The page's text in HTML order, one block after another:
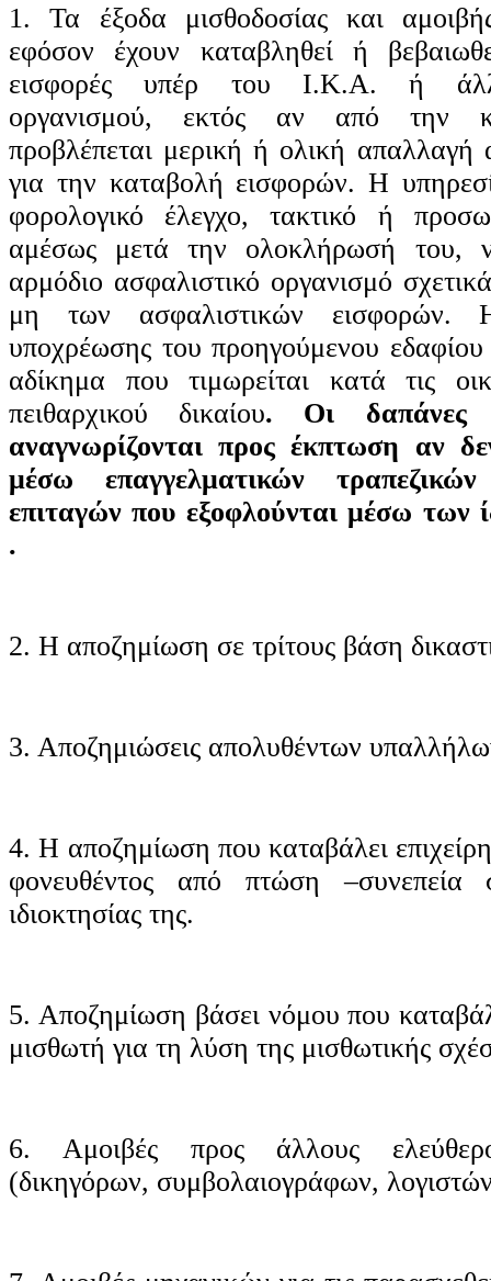
1. Τα έξοδα μισθοδοσίας και
εφόσον έχουν καταβληθεί ή
εισφορές υπέρ του Ι.Κ.Α. ή
οργανισμού, εκτός αν από την
προβλέπεται μερική ή ολική
για την καταβολή εισφορών. Η
φορολογικό έλεγχο, τακτικό ή
αμέσως μετά την ολοκλήρωσή του,
αρμόδιο ασφαλιστικό οργανισμό
μη των ασφαλιστικών εισφορών.
υποχρέωσης του προηγούμενου εδαφίου
αδίκημα που τιμωρείται κατά τις
πειθαρχικού δικαίου. Οι δαπάνες
αναγνωρίζονται προς έκπτωση αν
μέσω επαγγελματικών
επιταγών που εξοφλούνται μέσω των
.
2. Η αποζημίωση σε τρίτους βάση
3. Αποζημιώσεις απολυθέντων
4. Η αποζημίωση που καταβάλει
φονευθέντος από πτώση –συνεπεία
ιδιοκτησίας της.
5. Αποζημίωση βάσει νόμου που
μισθωτή για τη λύση της μισθωτικής
6. Αμοιβές προς άλλους
(δικηγόρων, συμβολαιογράφων,